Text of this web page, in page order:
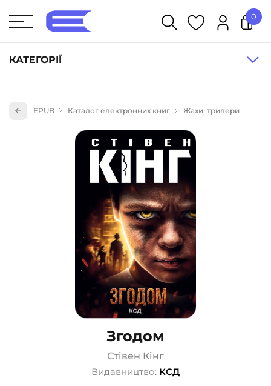
КАТЕГОРІЇ
Книги для дітей (835)
Книги для підлітків (240)
Науково-популярна література (1015)
Навчальна література та посібники (527)
Енциклопедії, довідники, словники (55)
Подарункові сертифікати (1)
0
EPUB Каталог електронних книг Жахи, трилери
Згодом
Стівен Кінг
Видавництво: КСД